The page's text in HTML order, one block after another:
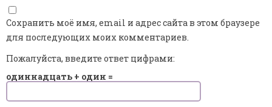
Сохранить моё имя, email и адрес сайта в этом браузере
для последующих моих комментариев.
Пожалуйста, введите ответ цифрами:
одиннадцать + один =